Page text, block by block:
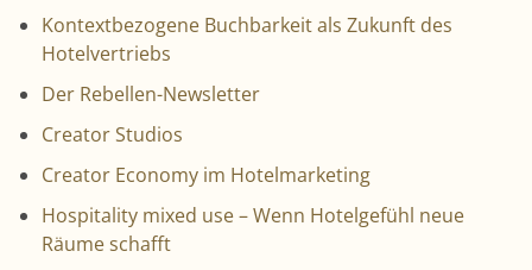
Kontextbezogene Buchbarkeit als Zukunft des
Hotelvertriebs
Der Rebellen-Newsletter
Creator Studios
Creator Economy im Hotelmarketing
Hospitality mixed use – Wenn Hotelgefühl neue
Räume schafft